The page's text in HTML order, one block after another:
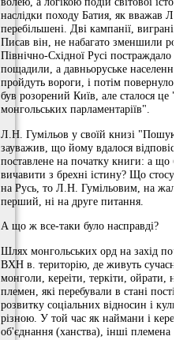
наслідки походу Батия, як вважав Л.
перебільшені. Дві кампанії, виграні
Писав він, не набагато зменшили
Північно-Східної Русі постраждало
пощадили, а давньоруське населення
пройдуть вороги, і потім
був розорений Київ, але сталося це
монгольських парламентаріїв".
Л.Н. Гумільов у своїй книзі "Пошуки
зауважив, що йому вдалося
поставлене на початку книги: а що
вичавити з брехні істину? Що
на Русь, то Л.Н. Гумільовим, на жаль,
перший, ні на друге питання.
А що ж все-таки було насправді?
Шлях монгольських орд на захід
ВХН в. територію, де живуть сучасні
монголи, кереіти, теркіти, ойрати,
племен, які перебували в стані
розвитку соціальних відносин і
різною. У той час як наймани і
об'єднання (ханства), інші племена ще